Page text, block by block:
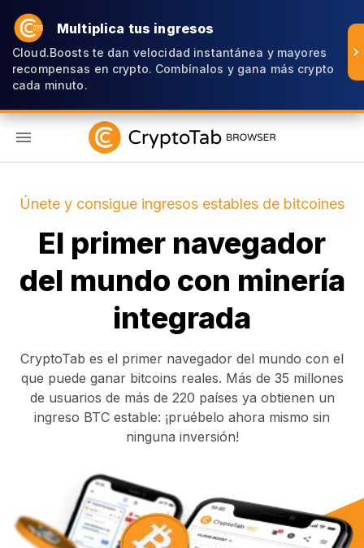
Multiplica tus ingresos
Cloud.Boosts te dan velocidad instantánea y mayores
recompensas en crypto. Combínalos y gana más crypto
cada minuto.
Únete y consigue ingresos estables de bitcoines
El primer navegador
del mundo con minería
integrada
CryptoTab es el primer navegador del mundo con el
que puede ganar bitcoins reales. Más de 35 millones
de usuarios de más de 220 países ya obtienen un
ingreso BTC estable: ¡pruébelo ahora mismo sin
ninguna inversión!